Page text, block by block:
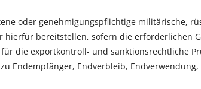
oder genehmigungspflichtige militärische,
hierfür bereitstellen, sofern die erforderlichen
die exportkontroll- und sanktionsrechtliche
Endempfänger, Endverbleib,